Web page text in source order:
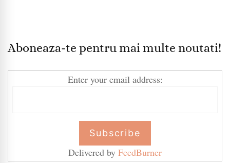
Aboneaza-te pentru mai multe noutati!
Enter your email address:
Delivered by FeedBurner